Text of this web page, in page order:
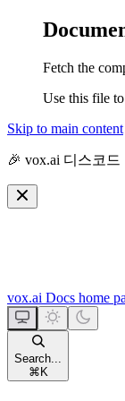
Fetch the
Use this file
Skip to main content
🎉 vox.ai 디스코
vox.ai Docs home
Search...
⌘ K